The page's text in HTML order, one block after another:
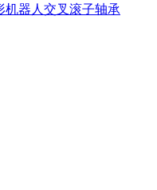
机器人交叉滚子轴承